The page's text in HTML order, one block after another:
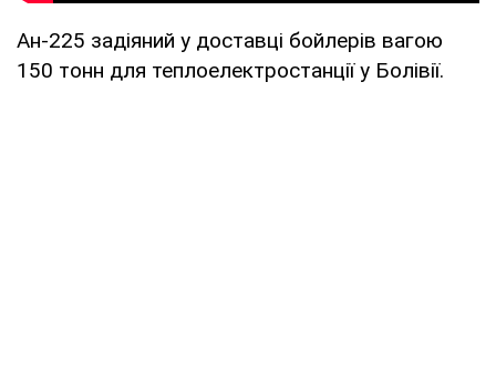
Ан-225 задіяний у доставці бойлерів вагою
150 тонн для теплоелектростанції у Болівії.